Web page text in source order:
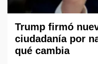
Trump firmó
ciudadanía por
qué cambia